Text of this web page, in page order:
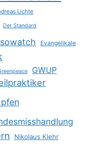
Lichte
Der Standard
Evangelikale
GWUP
Nikolaus Klehr